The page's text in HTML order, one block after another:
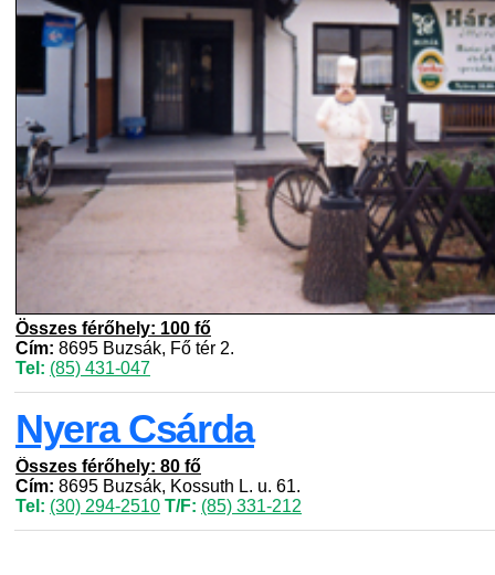
Összes férőhely: 100 fő
Cím: 8695 Buzsák, Fő tér 2.
Tel: (85) 431-047
Nyera Csárda
Összes férőhely: 80 fő
Cím: 8695 Buzsák, Kossuth L. u. 61.
Tel: (30) 294-2510 T/F: (85) 331-212